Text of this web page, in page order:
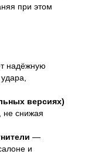
при этом
надёжную
версиях)
снижая
—
и